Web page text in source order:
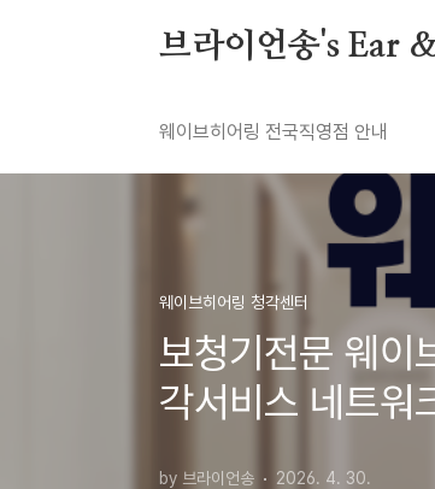
브라이언송's Ear
웨이브히어링 전국직영점 안내
웨이브히어링 청각센터
보청기전문 웨이
각서비스 네트워
by 브라이언송 2026. 4. 30.